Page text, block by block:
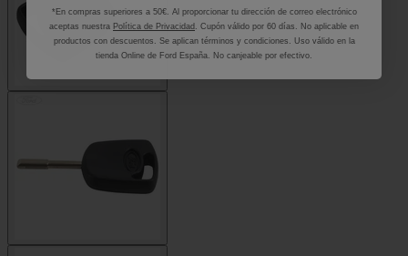
*En compras superiores a 50€. Al proporcionar tu dirección de correo electrónico
aceptas nuestra Política de Privacidad . Cupón válido por 60 días. No aplicable en
productos con descuentos. Se aplican términos y condiciones. Uso válido en la
tienda Online de Ford España. No canjeable por efectivo.